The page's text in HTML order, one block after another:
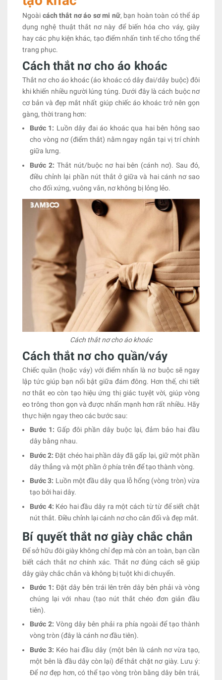
Ngoài cách thắt nơ áo sơ mi nữ, bạn hoàn toàn có thể áp
dụng nghệ thuật thắt nơ này để biến hóa cho váy, giày
hay các phụ kiện khác, tạo điểm nhấn tinh tế cho tổng thể
trang phục.
Cách thắt nơ cho áo khoác
Thắt nơ cho áo khoác (áo khoác có dây đai/dây buộc) đôi
khi khiến nhiều người lúng túng. Dưới đây là cách buộc nơ
cơ bản và đẹp mắt nhất giúp chiếc áo khoác trở nên gọn
gàng, thời trang hơn:
Bước 1: Luồn dây đai áo khoác qua hai bên hông sao
cho vòng nơ (điểm thắt) nằm ngay ngắn tại vị trí chính
giữa lưng.
Bước 2: Thắt nút/buộc nơ hai bên (cánh nơ). Sau đó,
điều chỉnh lại phần nút thắt ở giữa và hai cánh nơ sao
cho đối xứng, vuông vắn, nơ không bị lỏng lẻo.
Cách thắt nơ cho áo khoác
Cách thắt nơ cho quần/váy
Chiếc quần (hoặc váy) với điểm nhấn là nơ buộc sẽ ngay
lập tức giúp bạn nổi bật giữa đám đông. Hơn thế, chi tiết
nơ thắt eo còn tạo hiệu ứng thị giác tuyệt vời, giúp vòng
eo trông thon gọn và được nhấn mạnh hơn rất nhiều. Hãy
thực hiện ngay theo các bước sau:
Bước 1: Gấp đôi phần dây buộc lại, đảm bảo hai đầu
dây bằng nhau.
Bước 2: Đặt chéo hai phần dây đã gấp lại, giữ một phần
dây thẳng và một phần ở phía trên để tạo thành vòng.
Bước 3: Luồn một đầu dây qua lỗ hổng (vòng tròn) vừa
tạo bởi hai dây.
Bước 4: Kéo hai đầu dây ra một cách từ từ để siết chặt
nút thắt. Điều chỉnh lại cánh nơ cho cân đối và đẹp mắt.
Bí quyết thắt nơ giày chắc chắn
Để sở hữu đôi giày không chỉ đẹp mà còn an toàn, bạn cần
biết cách thắt nơ chính xác. Thắt nơ đúng cách sẽ giúp
dây giày chắc chắn và không bị tuột khi di chuyển.
Bước 1: Đặt dây bên trái lên trên dây bên phải và vòng
chúng lại với nhau (tạo nút thắt chéo đơn giản đầu
tiên).
Bước 2: Vòng dây bên phải ra phía ngoài để tạo thành
vòng tròn (đây là cánh nơ đầu tiên).
Bước 3: Kéo hai đầu dây (một bên là cánh nơ vừa tạo,
một bên là đầu dây còn lại) để thắt chặt nơ giày. Lưu ý:
Để nơ đẹp hơn, có thể tạo vòng tròn bằng dây bên trái,